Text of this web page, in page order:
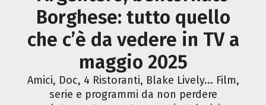
Borghese: tutto quello
che c’è da vedere in TV a
maggio 2025
Amici, Doc, 4 Ristoranti, Blake Lively... Film,
serie e programmi da non perdere